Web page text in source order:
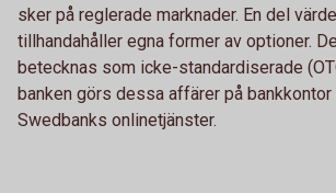
sker på reglerade marknader. En del
tillhandahåller egna former av optioner.
betecknas som icke-standardiserade
banken görs dessa affärer på bankkontor
Swedbanks onlinetjänster.